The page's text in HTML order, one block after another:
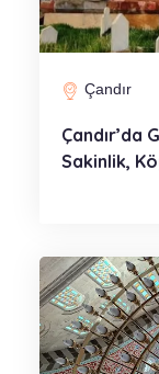
Çandır
Çandır’da
Sakinlik,